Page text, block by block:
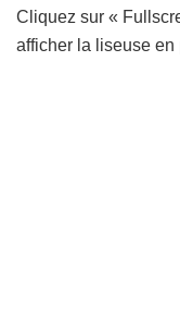
Cliquez sur «
afficher la liseuse en